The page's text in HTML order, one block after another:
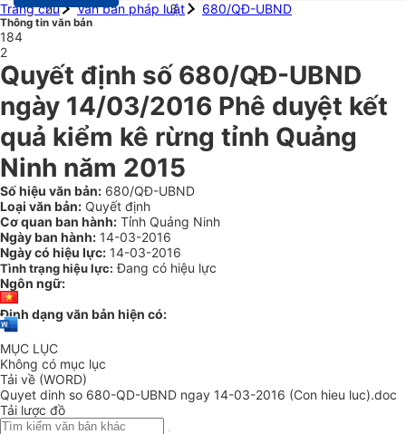
Trang chủ
Văn bản pháp luật 680/QĐ-UBND
Thông tin văn bản
184
2
Quyết định số 680/QĐ-UBND
ngày 14/03/2016 Phê duyệt kết
quả kiểm kê rừng tỉnh Quảng
Ninh năm 2015
Số hiệu văn bản: 680/QĐ-UBND
Loại văn bản: Quyết định
Cơ quan ban hành: Tỉnh Quảng Ninh
Ngày ban hành: 14-03-2016
Ngày có hiệu lực: 14-03-2016
Tình trạng hiệu lực: Đang có hiệu lực
Ngôn ngữ:
Định dạng văn bản hiện có:
MỤC LỤC
Không có mục lục
Tải về (WORD)
Quyet dinh so 680-QD-UBND ngay 14-03-2016 (Con hieu luc).doc
Tải lược đồ